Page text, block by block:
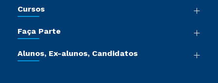
Sala de Imprensa
Certificadoras
Jornada do Aluno
Cursos
Pós-graduação
Cursos Livres
Faça Parte
Vestibular Redação
Alunos, Ex-alunos, Candidatos